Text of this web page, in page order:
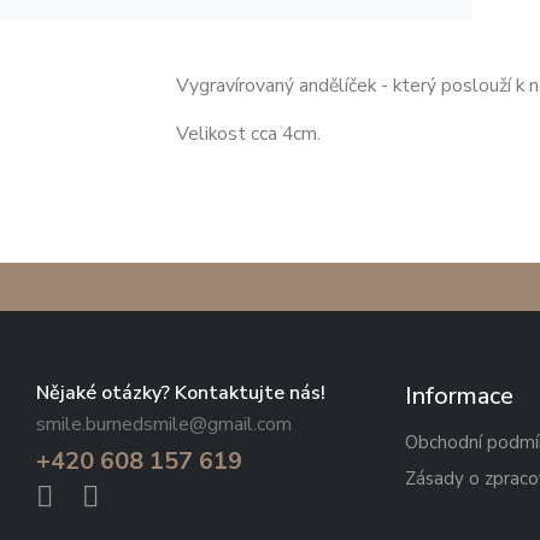
Vygravírovaný andělíček - který poslouží k
Velikost cca 4cm.
Nějaké otázky? Kontaktujte nás!
smile.burnedsmile@gmail.com
+420 608 157 619
Informace
Obchodní
Zásady o